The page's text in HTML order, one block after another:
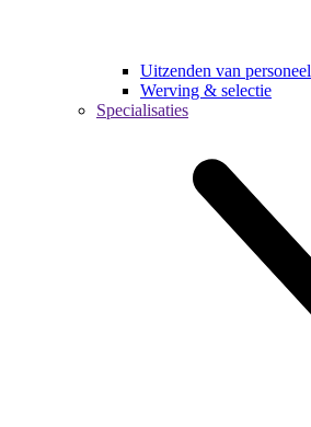
Uitzenden van personeel
Werving & selectie
Specialisaties